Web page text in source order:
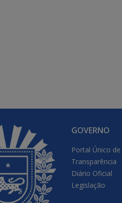
GOVERNO
Portal Único
Transparência
Diário Oficial
Legislação